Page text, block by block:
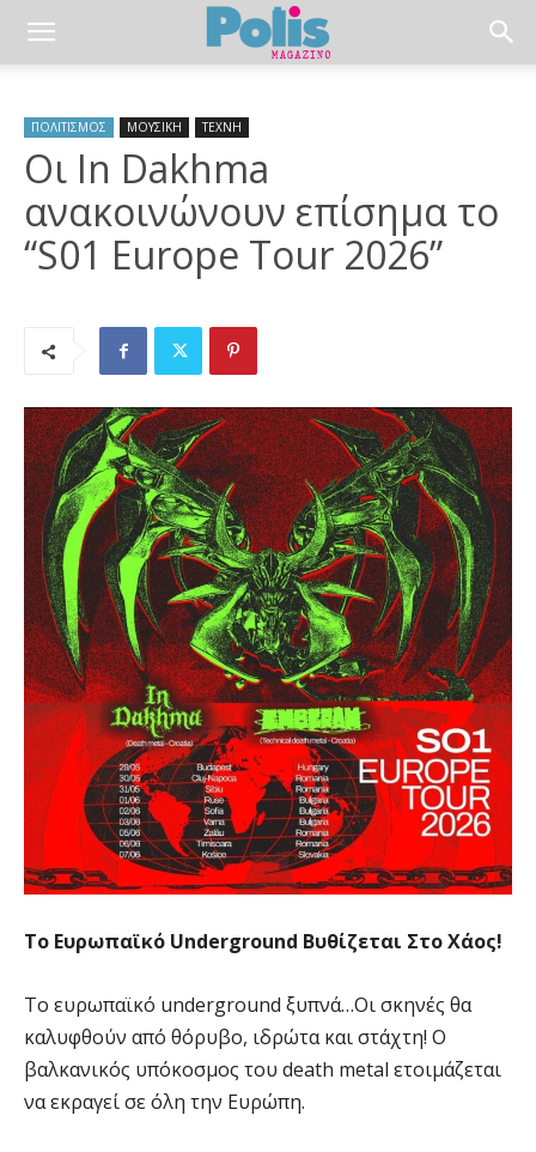
ΠΟΛΙΤΙΣΜΟΣ ΜΟΥΣΙΚΗ ΤΕΧΝΗ
Οι In Dakhma
ανακοινώνουν επίσημα το
“S01 Europe Tour 2026”
Το Ευρωπαϊκό Underground Βυθίζεται Στο Χάος!
Το ευρωπαϊκό underground ξυπνά…Οι σκηνές θα
καλυφθούν από θόρυβο, ιδρώτα και στάχτη! Ο
βαλκανικός υπόκοσμος του death metal ετοιμάζεται
να εκραγεί σε όλη την Ευρώπη.